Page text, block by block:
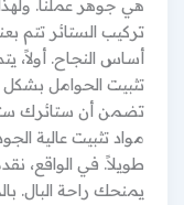
هي جوهر عملنا.
تركيب الستائر تتم
أساس النجاح. أولاً،
تثبيت الحوامل
تضمن أن ستائرك
مواد تثبيت عالية
طويلاً. في الواقع،
يمنحك راحة البال.